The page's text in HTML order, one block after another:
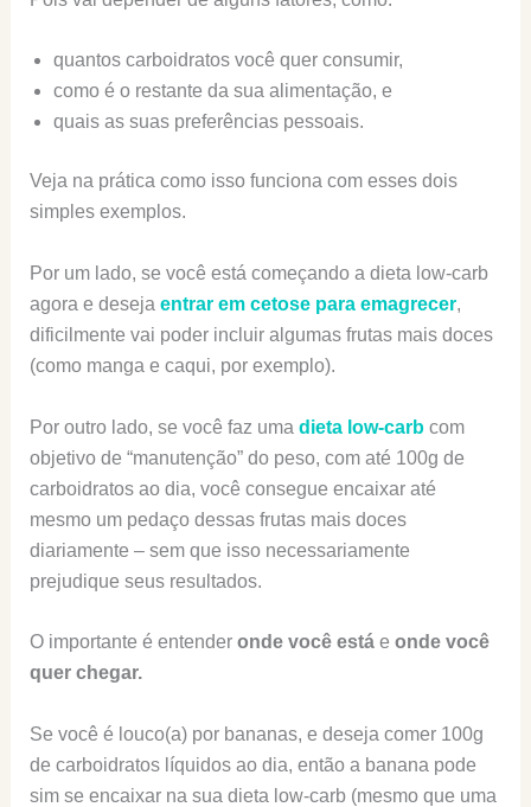
quantos carboidratos você quer consumir,
como é o restante da sua alimentação, e
quais as suas preferências pessoais.
Veja na prática como isso funciona com esses dois
simples exemplos.
Por um lado, se você está começando a dieta low-carb
agora e deseja entrar em cetose para emagrecer,
dificilmente vai poder incluir algumas frutas mais doces
(como manga e caqui, por exemplo).
Por outro lado, se você faz uma dieta low-carbcom
objetivo de “manutenção” do peso, com até 100g de
carboidratos ao dia, você consegue encaixar até
mesmo um pedaço dessas frutas mais doces
diariamente – sem que isso necessariamente
prejudique seus resultados.
O importante é entender onde você estáe onde você
quer chegar.
Se você é louco(a) por bananas, e deseja comer 100g
de carboidratos líquidos ao dia, então a banana pode
sim se encaixar na sua dieta low-carb (mesmo que uma